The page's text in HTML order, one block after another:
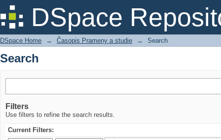
DSpace
Search
DSpace Home → Časopis Prameny a studie → Search
Search
Filters
Use filters to refine the search results.
Current Filters: